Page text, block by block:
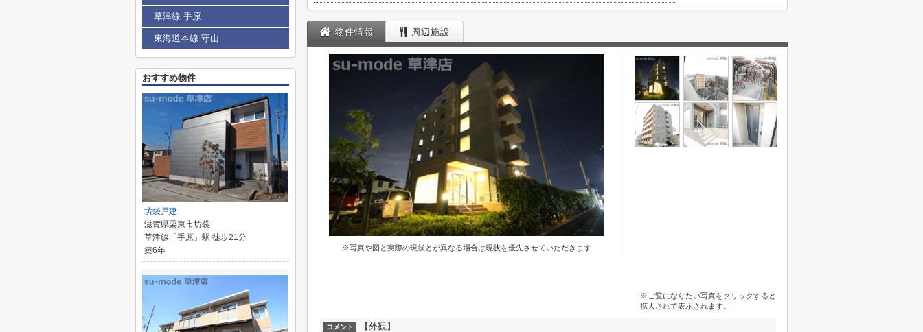
物件情報 周辺施設
※写真や図と実際の現状とが異なる場合は現状を優先させていただきます
※ご覧になりたい写真をクリックすると
拡大されて表示されます。
コメント 【外観】
草津線 手原
東海道本線 守山
おすすめ物件
坊袋戸建
滋賀県栗東市坊袋
草津線「手原」駅 徒歩21分
築6年